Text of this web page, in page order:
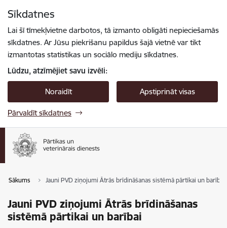
Sīkdatnes
Lai šī tīmekļvietne darbotos, tā izmanto obligāti nepieciešamās
sīkdatnes. Ar Jūsu piekrišanu papildus šajā vietnē var tikt
izmantotas statistikas un sociālo mediju sīkdatnes.
Lūdzu, atzīmējiet savu izvēli:
Noraidīt Apstiprināt visas
Pārvaldīt sīkdatnes
Sākums Jauni PVD ziņojumi Ātrās brīdināšanas sistēmā pārtikai un barībai
Jauni PVD ziņojumi Ātrās brīdināšanas
sistēmā pārtikai un barībai